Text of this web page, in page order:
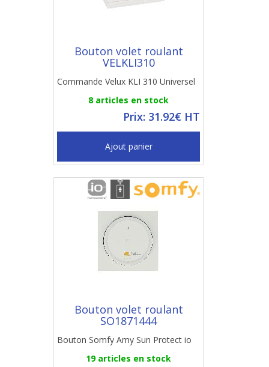
Bouton volet roulant
VELKLI310
Commande Velux KLI 310 Universel
8 articles en stock
Prix: 31.92€ HT
Ajout panier
Bouton volet roulant
SO1871444
Bouton Somfy Amy Sun Protect io
19 articles en stock